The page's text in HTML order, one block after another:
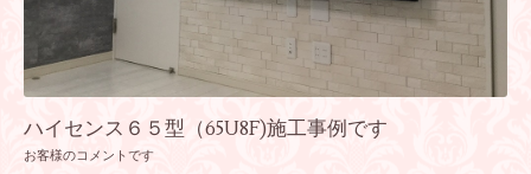
ハイセンス６５型（65U8F)施工事例です
お客様のコメントです